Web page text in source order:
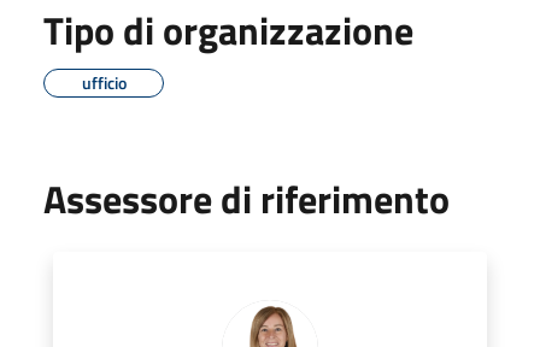
Tipo di organizzazione
ufficio
Assessore di riferimento